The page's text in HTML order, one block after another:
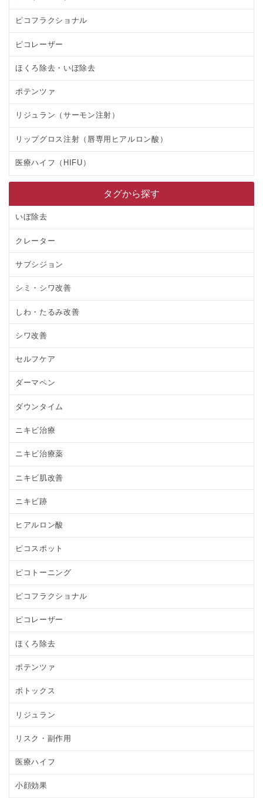
ピコフラクショナル
ピコレーザー
ほくろ除去・いぼ除去
ポテンツァ
リジュラン（サーモン注射）
リップグロス注射（唇専用ヒアルロン酸）
医療ハイフ（HIFU）
タグから探す
いぼ除去
クレーター
サブシジョン
シミ・シワ改善
しわ・たるみ改善
シワ改善
セルフケア
ダーマペン
ダウンタイム
ニキビ治療
ニキビ治療薬
ニキビ肌改善
ニキビ跡
ヒアルロン酸
ピコスポット
ピコトーニング
ピコフラクショナル
ピコレーザー
ほくろ除去
ポテンツァ
ボトックス
リジュラン
リスク・副作用
医療ハイフ
小顔効果